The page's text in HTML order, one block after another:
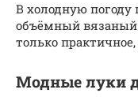
В холодную погоду
объёмный
только
Модные луки